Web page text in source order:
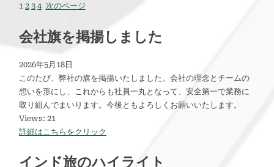
1 2 3 4 次のページ
会社旗を掲揚しました
2026年5月18日
このたび、弊社の旗を掲揚いたしました。会社の理念とチームの
想いを形にし、これからも社員一丸となって、安全第一で業務に
取り組んでまいります。今後ともよろしくお願いいたします。
Views: 21
詳細はこちらをクリック
インド旅のハイライト